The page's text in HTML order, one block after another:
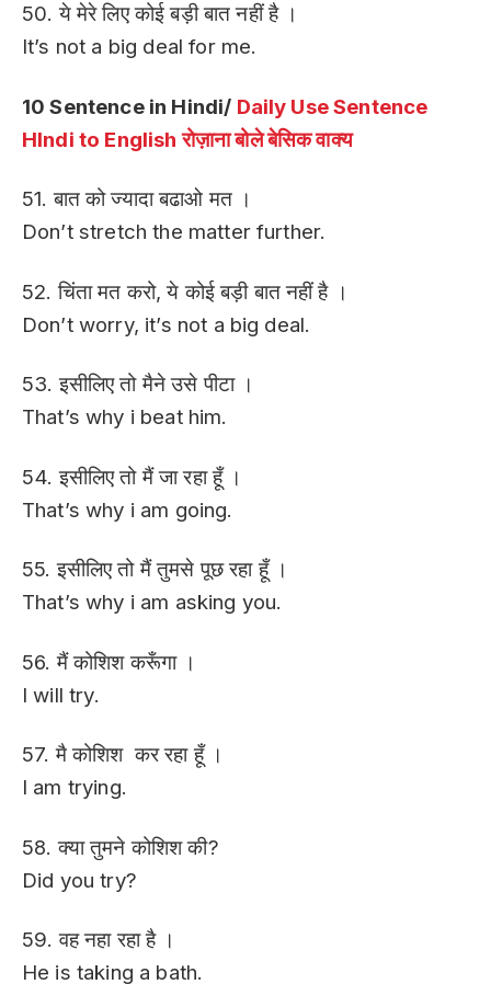
50. ये मेरे लिए कोई बड़ी बात नहीं है ।
It’s not a big deal for me.
10 Sentence in Hindi/ Daily Use Sentence
HIndi to English रोज़ाना बोले बेसिक वाक्य
51. बात को ज्यादा बढाओ मत ।
Don’t stretch the matter further.
52. चिंता मत करो, ये कोई बड़ी बात नहीं है ।
Don’t worry, it’s not a big deal.
53. इसीलिए तो मैने उसे पीटा ।
That’s why i beat him.
54. इसीलिए तो मैं जा रहा हूँ ।
That’s why i am going.
55. इसीलिए तो मैं तुमसे पूछ रहा हूँ ।
That’s why i am asking you.
56. मैं कोशिश करूँगा ।
I will try.
57. मै कोशिश कर रहा हूँ ।
I am trying.
58. क्या तुमने कोशिश की?
Did you try?
59. वह नहा रहा है ।
He is taking a bath.